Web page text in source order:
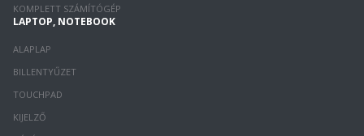
KOMPLETT SZÁMÍTÓGÉP
LAPTOP, NOTEBOOK
ALAPLAP
BILLENTYŰZET
TOUCHPAD
KIJELZŐ